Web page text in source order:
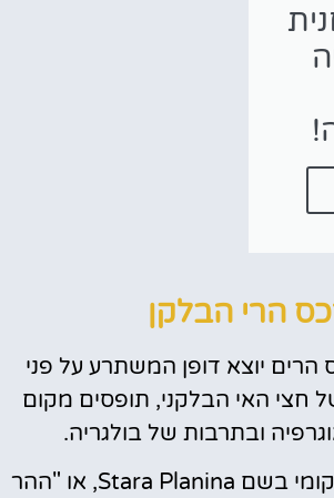
הרי הבלקן
הרים יוצא דופן המשתרע על פני
חצי האי הבלקני, תופסים מקום
ובתרבות של בולגריה.
רכס זה, הידוע מקומי בשם Stara Planina, או "ההר